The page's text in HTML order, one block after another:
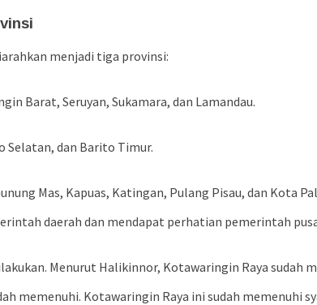
menjadi tiga provinsi:
Barat, Seruyan, Sukamara, dan Lamandau.
Selatan, dan Barito Timur.
Mas, Kapuas, Katingan, Pulang Pisau, dan Kota
daerah dan mendapat perhatian pemerintah
Menurut Halikinnor, Kotawaringin Raya sudah
memenuhi. Kotawaringin Raya ini sudah memenuhi